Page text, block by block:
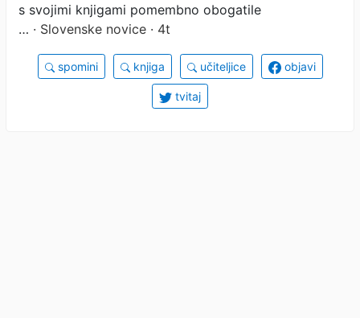
s svojimi knjigami pomembno obogatile
… · Slovenske novice · 4t
spomini knjiga učiteljice objavi
tvitaj